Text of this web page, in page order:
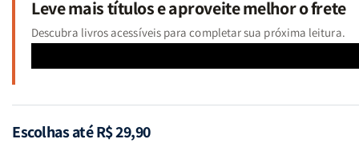
Leve mais títulos e aproveite melhor o frete
Descubra livros acessíveis para completar sua próxima leitura.
Escolhas até R$ 29,90